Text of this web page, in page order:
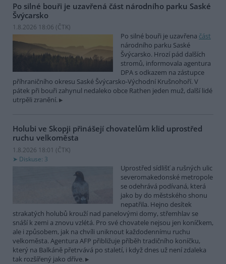
Po silné bouři je uzavřená část národního parku Saské
Švýcarsko
1.8.2026 18:06 (ČTK)
Po silné bouři je uzavřena část
národního parku Saské
Švýcarsko. Hrozí pád dalších
stromů, informovala agentura
DPA s odkazem na zástupce
příhraničního okresu Saské Švýcarsko-Východní Krušnohoří. V
pátek při bouři zahynul nedaleko obce Rathen jeden muž, další lidé
utrpěli zranění.
Holubi ve Skopji přinášejí chovatelům klid uprostřed
ruchu velkoměsta
1.8.2026 18:01 (ČTK)
Diskuse: 3
Uprostřed sídlišť a rušných ulic
severomakedonské metropole
se odehrává podívaná, která
jako by do městského shonu
nepatřila. Hejno desítek
strakatých holubů krouží nad panelovými domy, střemhlav se
snáší k zemi a znovu vzlétá. Pro své chovatele nejsou jen koníčkem,
ale i způsobem, jak na chvíli uniknout každodennímu ruchu
velkoměsta. Agentura AFP přibližuje příběh tradičního koníčku,
který na Balkáně přetrvává po staletí, i když dnes už není zdaleka
tak rozšířený jako dříve.